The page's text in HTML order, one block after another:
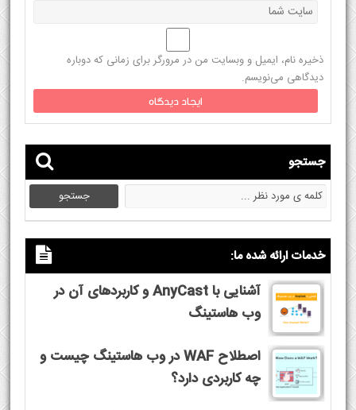
ذخیره نام، ایمیل و وبسایت من در مرورگر برای زمانی که دوباره
دیدگاهی می‌نویسم.
جستجو
خدمات ارائه شده ما:
آشنایی با AnyCast و کاربردهای آن در
وب هاستینگ
اصطلاح WAF در وب هاستینگ چیست و
چه کاربردی دارد؟